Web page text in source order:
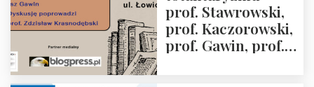
godz. 18:00.
prof. Stawrowski,
prof. Kaczorowski,
prof. Gawin, prof.